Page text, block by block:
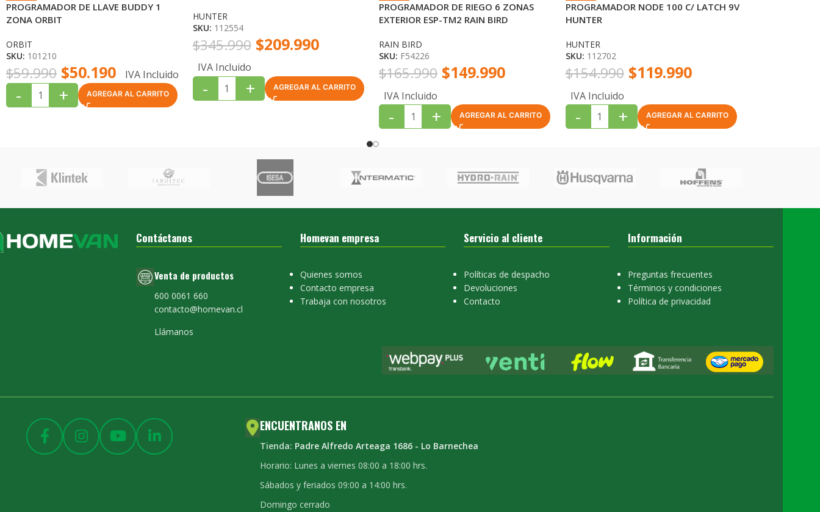
PROGRAMADOR DE LLAVE BUDDY 1
ZONA ORBIT
ORBIT
SKU: 101210
$59.990 $50.190 IVA Incluido
- + AGREGAR AL CARRITO
HUNTER
SKU: 112554
$345.990 $209.990
IVA Incluido
- + AGREGAR AL CARRITO
PROGRAMADOR DE RIEGO 6 ZONAS
EXTERIOR ESP-TM2 RAIN BIRD
RAIN BIRD
SKU: F54226
$165.990 $149.990
IVA Incluido
- + AGREGAR AL CARRITO
PROGRAMADOR NODE 100 C/ LATCH 9V
HUNTER
HUNTER
SKU: 112702
$154.990 $119.990
IVA Incluido
- + AGREGAR AL CARRITO
Contáctanos
Venta de productos
600 0061 660
contacto@homevan.cl
Llámanos
Homevan empresa
Quienes somos
Contacto empresa
Trabaja con nosotros
Servicio al cliente
Políticas de despacho
Devoluciones
Contacto
Información
Preguntas frecuentes
Términos y condiciones
Política de privacidad
ENCUENTRANOS EN
Tienda: Padre Alfredo Arteaga 1686 - Lo Barnechea
Horario: Lunes a viernes 08:00 a 18:00 hrs.
Sábados y feriados 09:00 a 14:00 hrs.
Domingo cerrado